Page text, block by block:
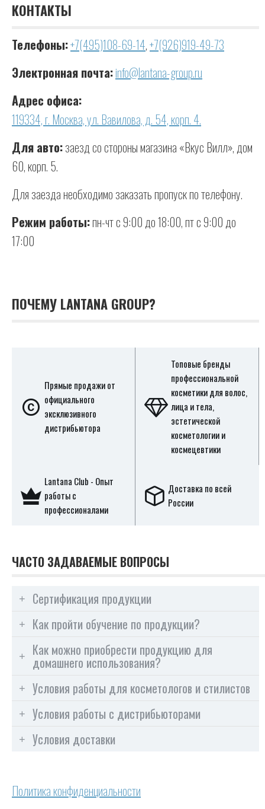
КОНТАКТЫ
Телефоны:+7(495)108-69-14,+7(926)919-49-73
Электронная почта:info@lantana-group.ru
Адрес офиса:
119334, г. Москва, ул. Вавилова, д. 54, корп. 4.
Для авто:заезд со стороны магазина «Вкус Вилл», дом
60, корп. 5.
Для заезда необходимо заказать пропуск по телефону.
Режим работы:пн-чт с 9:00 до 18:00, пт с 9:00 до
17:00
ПОЧЕМУ LANTANA GROUP?
Прямые продажи от
официального
эксклюзивного
дистрибьютора
Топовые бренды
профессиональной
косметики для волос,
лица и тела,
эстетической
косметологии и
космецевтики
Lantana Club - Опыт
работы с
профессионалами
Доставка по всей
России
ЧАСТО ЗАДАВАЕМЫЕ ВОПРОСЫ
Сертификация продукции
Как пройти обучение по продукции?
Как можно приобрести продукцию для
домашнего использования?
Условия работы для косметологов и стилистов
Условия работы с дистрибьюторами
Условия доставки
Политика конфиденциальности